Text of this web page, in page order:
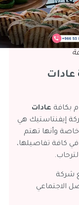
بكافةعادات
إيفنتاستيك هي
وأنها تهتم
كافة تفاصيلها،
شركة
الاجتماعي